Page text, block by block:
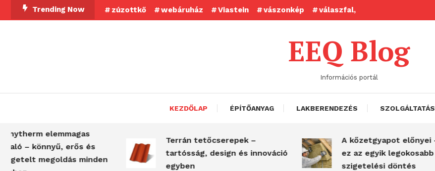
To
Trending Now zúzottkő webáruház Viastein vászonkép válaszfal,
EEQ Blog
Információs portál
KEZDŐLAP ÉPÍTŐANYAG LAKBERENDEZÉS SZOLGÁLTATÁS
elemmagas
erős és
minden
Terrán tetőcserepek –
tartósság, design és innováció
egyben
A kőzetgyapot előnyei – miért
ez az egyik legokosabb
szigetelési döntés